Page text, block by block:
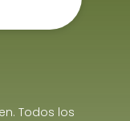
Todos los